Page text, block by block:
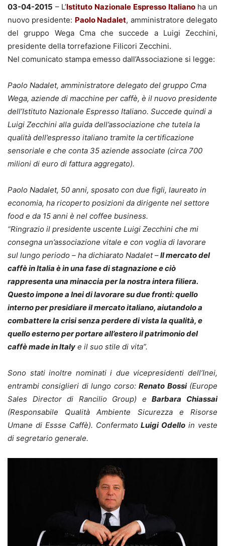
03-04-2015 – L’Istituto Nazionale Espresso Italianoha un
nuovo presidente: Paolo Nadalet, amministratore delegato
del gruppo Wega Cma che succede a Luigi Zecchini,
presidente della torrefazione Filicori Zecchini.
Nel comunicato stampa emesso dall’Associazione si legge:
Paolo Nadalet, amministratore delegato del gruppo Cma
Wega, aziende di macchine per caffè, è il nuovo presidente
dell’Istituto Nazionale Espresso Italiano. Succede quindi a
Luigi Zecchini alla guida dell’associazione che tutela la
qualità dell’espresso italiano tramite la certificazione
sensoriale e che conta 35 aziende associate (circa 700
milioni di euro di fattura aggregato).
Paolo Nadalet, 50 anni, sposato con due figli, laureato in
economia, ha ricoperto posizioni da dirigente nel settore
food e da 15 anni è nel coffee business.
“Ringrazio il presidente uscente Luigi Zecchini che mi
consegna un’associazione vitale e con voglia di lavorare
sul lungo periodo – ha dichiarato Nadalet –Il mercato del
caffè in Italia è in una fase di stagnazione e ciò
rappresenta una minaccia per la nostra intera filiera.
Questo impone a Inei di lavorare su due fronti: quello
interno per presidiare il mercato italiano, aiutandolo a
combattere la crisi senza perdere di vista la qualità, e
quello esterno per portare all’estero il patrimonio del
caffè made in Italy e il suo stile di vita”.
Sono stati inoltre nominati i due vicepresidenti dell’Inei,
entrambi consiglieri di lungo corso:Renato Bossi(Europe
Sales Director di Rancilio Group) eBarbara Chiassai
(Responsabile Qualità Ambiente Sicurezza e Risorse
Umane di Essse Caffè). Confermato Luigi Odello in veste
di segretario generale.